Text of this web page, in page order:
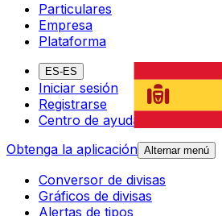
Particulares
Empresa
Plataforma
ES-ES
Iniciar sesión
Registrarse
Centro de ayuda
Obtenga la aplicación Alternar menú
Conversor de divisas
Gráficos de divisas
Alertas de tipos